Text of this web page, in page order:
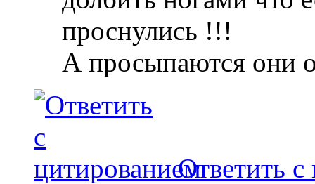
проснулись !!!
А просыпаются они
Ответить с